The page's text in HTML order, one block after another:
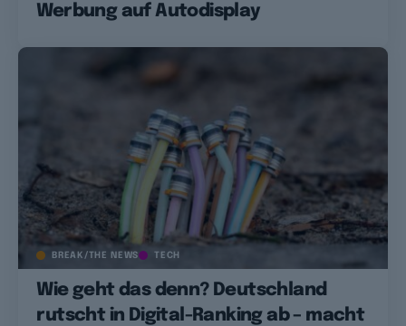
Werbung auf Autodisplay
BREAK/THE NEWS TECH
Wie geht das denn? Deutschland
rutscht in Digital-Ranking ab – macht